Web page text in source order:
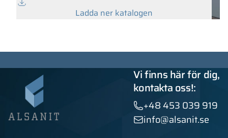
Ladda ner katalogen
Vi finns här för dig,
kontakta oss!:
+48 453 039 919
info@alsanit.se